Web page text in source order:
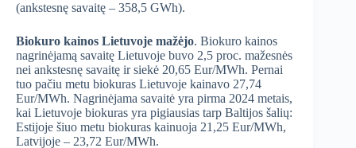
(ankstesnę savaitę – 358,5 GWh).
Biokuro kainos Lietuvoje mažėjo. Biokuro kainos
nagrinėjamą savaitę Lietuvoje buvo 2,5 proc. mažesnės
nei ankstesnę savaitę ir siekė 20,65 Eur/MWh. Pernai
tuo pačiu metu biokuras Lietuvoje kainavo 27,74
Eur/MWh. Nagrinėjama savaitė yra pirma 2024 metais,
kai Lietuvoje biokuras yra pigiausias tarp Baltijos šalių:
Estijoje šiuo metu biokuras kainuoja 21,25 Eur/MWh,
Latvijoje – 23,72 Eur/MWh.